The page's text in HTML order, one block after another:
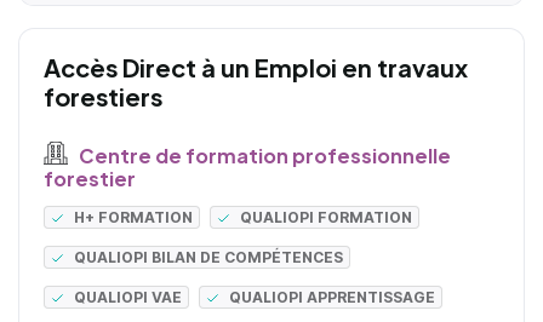
Accès Direct à un Emploi en travaux
forestiers
Centre de formation professionnelle
forestier
H+ FORMATION QUALIOPI FORMATION
QUALIOPI BILAN DE COMPÉTENCES
QUALIOPI VAE QUALIOPI APPRENTISSAGE